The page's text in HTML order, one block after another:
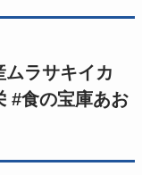
ムラサキイカ
#食の宝庫あお